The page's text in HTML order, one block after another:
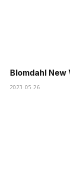
Blomdahl New
2023-05-26